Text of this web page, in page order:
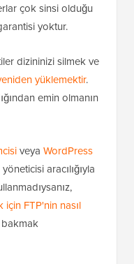
çok sinsi olduğu
yoktur.
dizininizi silmek ve
yüklemektir.
emin olmanın
veya WordPress
aracılığıyla
FTP'nin nasıl